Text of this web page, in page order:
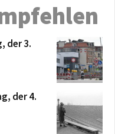
der 3.
der 4.